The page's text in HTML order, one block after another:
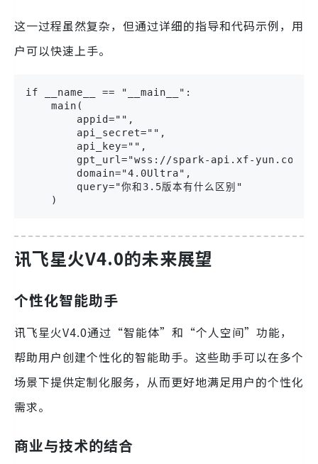
这一过程虽然复杂，但通过详细的指导和代码示例，用
户可以快速上手。
if __name__ == "__main__":
    main(
        appid="",
        api_secret="",
        api_key="",
gpt_url="wss://spark-api.xf-yun.com/
        domain="4.0Ultra",
        query="你和3.5版本有什么区别"
    )
讯飞星火V4.0的未来展望
个性化智能助手
讯飞星火V4.0通过“智能体”和“个人空间”功能，
帮助用户创建个性化的智能助手。这些助手可以在多个
场景下提供定制化服务，从而更好地满足用户的个性化
需求。
商业与技术的结合